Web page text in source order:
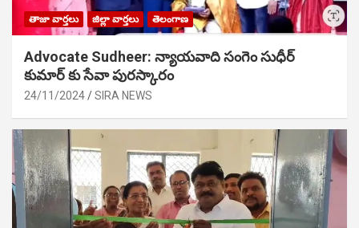
తాజా వార్తలు జిల్లా వార్తలు తెలంగాణ
Advocate Sudheer: న్యాయవాది సంగెం సుధీర్
కుమార్ కు సేవా పురస్కారం
24/11/2024 SIRA NEWS